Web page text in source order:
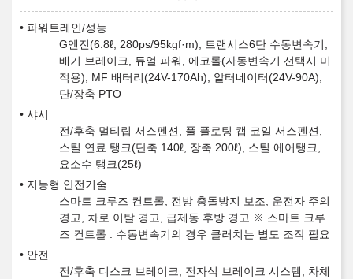
파워트레인/성능
G엔진(6.8ℓ, 280ps/95kgf·m), 트랜시스6단 수동변속기,
배기 브레이크, 듀얼 파워, 에코롤(자동변속기 선택시 미
적용), MF 배터리(24V-170Ah), 알터네이터(24V-90A),
단/장축 PTO
샤시
전/후축 멀티립 서스펜션, 풀 플로팅 캡 코일 서스펜션,
스틸 연료 탱크(단축 140ℓ, 장축 200ℓ), 스틸 에어탱크,
요소수 탱크(25ℓ)
지능형 안전기술
스마트 크루즈 컨트롤, 전방 충돌방지 보조, 운전자 주의
경고, 차로 이탈 경고, 급제동 후방 경고 ※ 스마트 크루
즈 컨트롤 : 수동변속기의 경우 클러치는 별도 조작 필요
안전
전/후축 디스크 브레이크, 전자식 브레이크 시스템, 차체